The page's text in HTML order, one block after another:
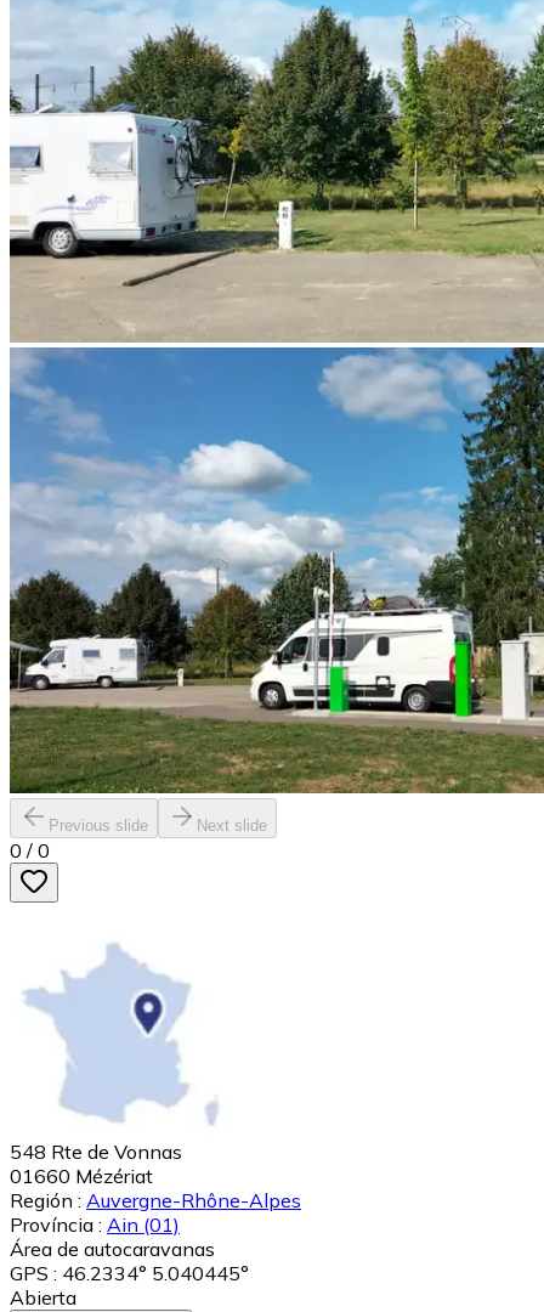
Previous slide Next slide
0 / 0
548 Rte de Vonnas
01660 Mézériat
Región : Auvergne-Rhône-Alpes
Província : Ain (01)
Área de autocaravanas
GPS : 46.2334° 5.040445°
Abierta